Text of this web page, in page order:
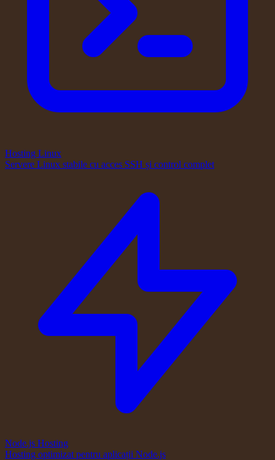
Hosting Linux
Servere Linux stabile cu acces SSH și control complet
Node.js Hosting
Hosting optimizat pentru aplicații Node.js